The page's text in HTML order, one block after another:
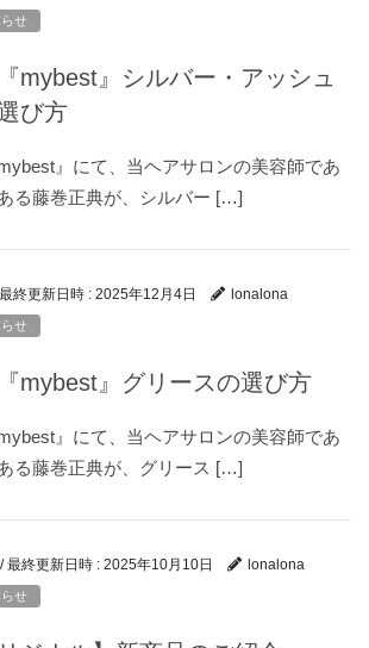
せ
mybest』シルバー・アッシュ
び方
』にて、当ヘアサロンの美容師であ
る藤巻正典が、シルバー […]
終更新日時 : 2025年12月4日 lonalona
せ
mybest』グリースの選び方
』にて、当ヘアサロンの美容師であ
る藤巻正典が、グリース […]
/ 最終更新日時 : 2025年10月10日 lonalona
せ